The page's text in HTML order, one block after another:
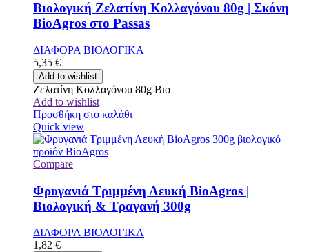
Βιολογική Ζελατίνη Κολλαγόνου 80g | Σκόνη
BioAgros στο Passas
ΔΙΑΦΟΡΑ ΒΙΟΛΟΓΙΚΑ
5,35 €
Add to wishlist
Ζελατίνη Κολλαγόνου 80g Βιο
Add to wishlist
Προσθήκη στο καλάθι
Quick view
Compare
Φρυγανιά Τριμμένη Λευκή BioAgros |
Βιολογική & Τραγανή 300g
ΔΙΑΦΟΡΑ ΒΙΟΛΟΓΙΚΑ
1,82 €